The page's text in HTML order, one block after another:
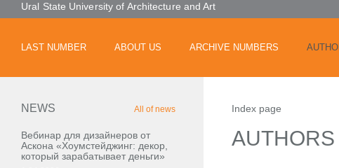
Ural State University of Architecture and Art
LAST NUMBER ABOUT US ARCHIVE NUMBERS
NEWS All of news
Вебинар для дизайнеров от
Аскона «Хоумстейджинг: декор,
который зарабатывает деньги»
Index page
AUTHORS